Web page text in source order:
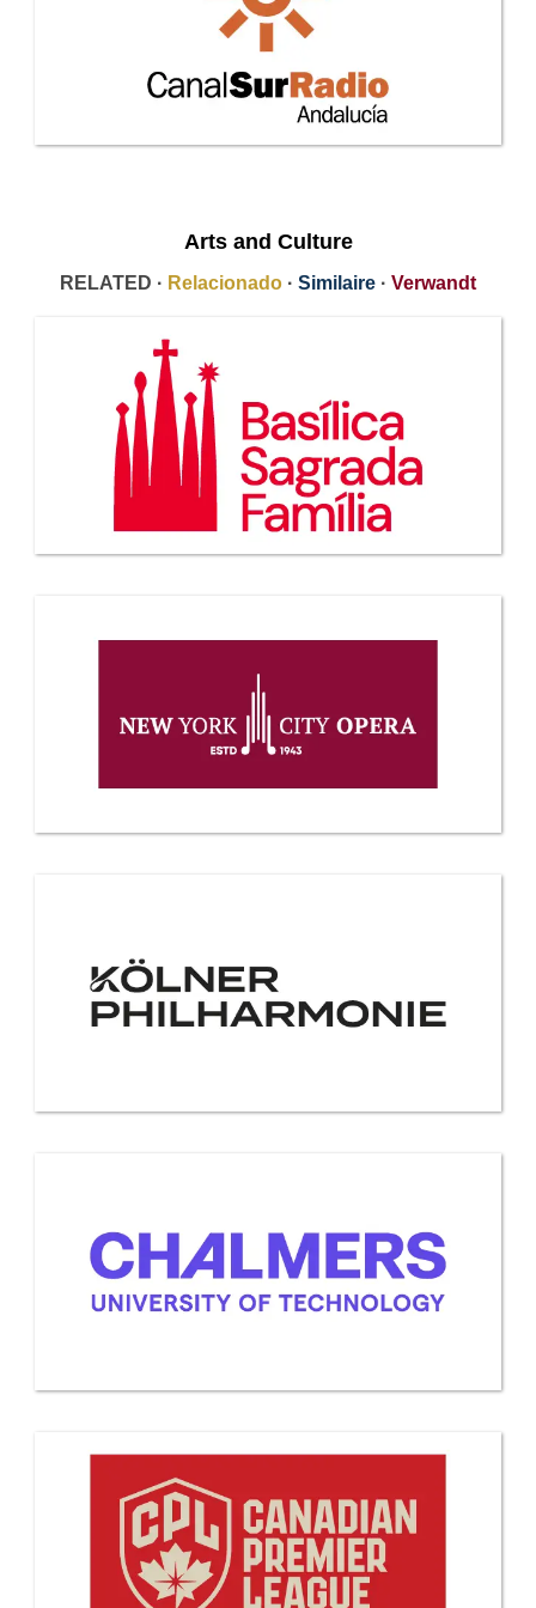
Arts and Culture
RELATED · Relacionado · Similaire · Verwandt